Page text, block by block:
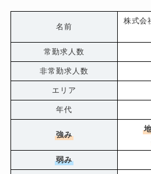
名前
株式会
常勤求人数
非常勤求人数
エリア
年代
強み
弱み